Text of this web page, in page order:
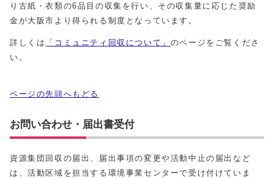
り古紙・衣類の6品目の収集を行い、その収集量に応じた奨励
金が大阪市より得られる制度となっています。
詳しくは 「コミュニティ回収について」 のページをご覧くださ
い。
ページの先頭へもどる
お問い合わせ・届出書受付
資源集団回収の届出、届出事項の変更や活動中止の届出など
は、活動区域を担当する環境事業センターで受け付けていま